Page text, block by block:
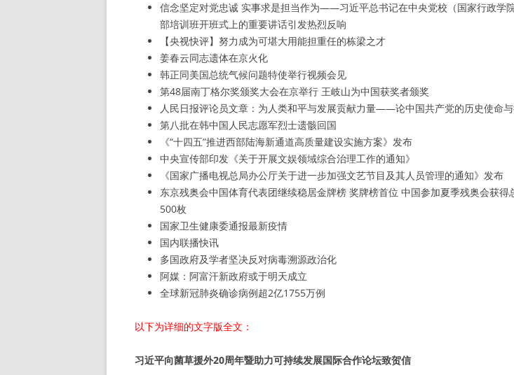
信念坚定对党忠诚 实事求是担当作为——习近平总书记在中央党校（国家行政学
部培训班开班式上的重要讲话引发热烈反响
【央视快评】努力成为可堪大用能担重任的栋梁之才
姜春云同志遗体在京火化
韩正同美国总统气候问题特使举行视频会见
第48届南丁格尔奖颁奖大会在京举行 王岐山为中国获奖者颁奖
人民日报评论员文章：为人类和平与发展贡献力量——论中国共产党的历史使命
第八批在韩中国人民志愿军烈士遗骸回国
《“十四五”推进西部陆海新通道高质量建设实施方案》发布
中央宣传部印发《关于开展文娱领域综合治理工作的通知》
《国家广播电视总局办公厅关于进一步加强文艺节目及其人员管理的通知》发布
东京残奥会中国体育代表团继续稳居金牌榜 奖牌榜首位 中国参加夏季残奥会获得
500枚
国家卫生健康委通报最新疫情
国内联播快讯
多国政府及学者坚决反对病毒溯源政治化
阿媒：阿富汗新政府或于明天成立
全球新冠肺炎确诊病例超2亿1755万例
以下为详细的文字版全文：
习近平向菌草援外20周年暨助力可持续发展国际合作论坛致贺信